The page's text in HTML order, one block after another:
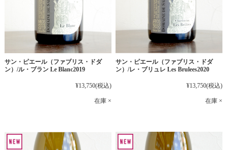
サン・ピエール（ファブリス・ドダ
ン）/ル・ブラン Le Blanc2019
¥13,750(税込)
在庫 ×
サン・ピエール（ファブリス・ドダ
ン）/レ・ブリュレ Les Brulees2020
¥13,750(税込)
在庫 ×